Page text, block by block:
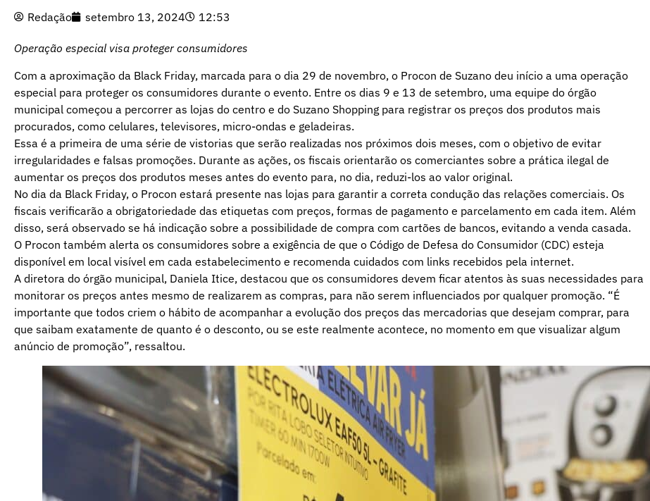
Redação setembro 13, 2024 12:53
Operação especial visa proteger consumidores
Com a aproximação da Black Friday, marcada para o dia 29 de novembro, o Procon de Suzano deu início a uma operação
especial para proteger os consumidores durante o evento. Entre os dias 9 e 13 de setembro, uma equipe do órgão
municipal começou a percorrer as lojas do centro e do Suzano Shopping para registrar os preços dos produtos mais
procurados, como celulares, televisores, micro-ondas e geladeiras.
Essa é a primeira de uma série de vistorias que serão realizadas nos próximos dois meses, com o objetivo de evitar
irregularidades e falsas promoções. Durante as ações, os fiscais orientarão os comerciantes sobre a prática ilegal de
aumentar os preços dos produtos meses antes do evento para, no dia, reduzi-los ao valor original.
No dia da Black Friday, o Procon estará presente nas lojas para garantir a correta condução das relações comerciais. Os
fiscais verificarão a obrigatoriedade das etiquetas com preços, formas de pagamento e parcelamento em cada item. Além
disso, será observado se há indicação sobre a possibilidade de compra com cartões de bancos, evitando a venda casada.
O Procon também alerta os consumidores sobre a exigência de que o Código de Defesa do Consumidor (CDC) esteja
disponível em local visível em cada estabelecimento e recomenda cuidados com links recebidos pela internet.
A diretora do órgão municipal, Daniela Itice, destacou que os consumidores devem ficar atentos às suas necessidades para
monitorar os preços antes mesmo de realizarem as compras, para não serem influenciados por qualquer promoção. “É
importante que todos criem o hábito de acompanhar a evolução dos preços das mercadorias que desejam comprar, para
que saibam exatamente de quanto é o desconto, ou se este realmente acontece, no momento em que visualizar algum
anúncio de promoção”, ressaltou.